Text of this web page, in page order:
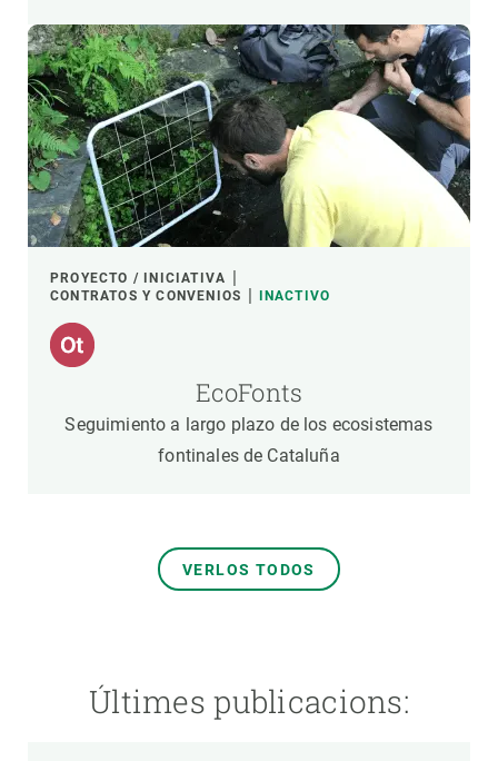
PROYECTO / INICIATIVA
CONTRATOS Y CONVENIOS
INACTIVO
EcoFonts
Seguimiento a largo plazo de los ecosistemas
fontinales de Cataluña
VERLOS TODOS
Últimes publicacions: